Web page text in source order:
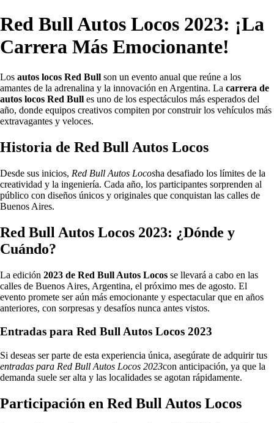
Red Bull Autos Locos 2023: ¡La
Carrera Más Emocionante!
Los autos locos Red Bull son un evento anual que reúne a los
amantes de la adrenalina y la innovación en Argentina. La carrera de
autos locos Red Bull es uno de los espectáculos más esperados del
año, donde equipos creativos compiten por construir los vehículos más
extravagantes y veloces.
Historia de Red Bull Autos Locos
Desde sus inicios, Red Bull Autos Locosha desafiado los límites de la
creatividad y la ingeniería. Cada año, los participantes sorprenden al
público con diseños únicos y originales que conquistan las calles de
Buenos Aires.
Red Bull Autos Locos 2023: ¿Dónde y
Cuándo?
La edición 2023 de Red Bull Autos Locos se llevará a cabo en las
calles de Buenos Aires, Argentina, el próximo mes de agosto. El
evento promete ser aún más emocionante y espectacular que en años
anteriores, con sorpresas y desafíos nunca antes vistos.
Entradas para Red Bull Autos Locos 2023
Si deseas ser parte de esta experiencia única, asegúrate de adquirir tus
entradas para Red Bull Autos Locos 2023con anticipación, ya que la
demanda suele ser alta y las localidades se agotan rápidamente.
Participación en Red Bull Autos Locos